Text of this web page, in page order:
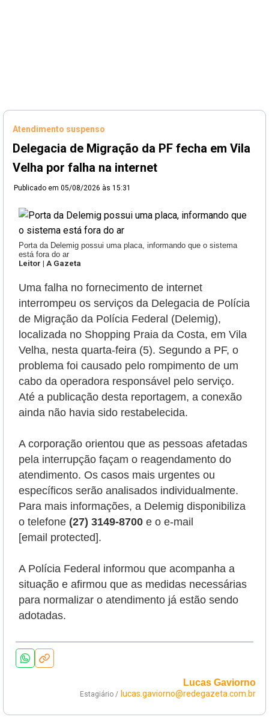
Atendimento suspenso
Delegacia de Migração da PF fecha em Vila
Velha por falha na internet
Publicado em 05/08/2026 às 15:31
Porta da Delemig possui uma placa, informando que o sistema
está fora do ar
Leitor | A Gazeta
Uma falha no fornecimento de internet
interrompeu os serviços da Delegacia de Polícia
de Migração da Polícia Federal (Delemig),
localizada no Shopping Praia da Costa, em Vila
Velha, nesta quarta-feira (5). Segundo a PF, o
problema foi causado pelo rompimento de um
cabo da operadora responsável pelo serviço.
Até a publicação desta reportagem, a conexão
ainda não havia sido restabelecida.
A corporação orientou que as pessoas afetadas
pela interrupção façam o reagendamento do
atendimento. Os casos mais urgentes ou
específicos serão analisados individualmente.
Para mais informações, a Delemig disponibiliza
o telefone (27) 3149-8700 e o e-mail
[email protected].
A Polícia Federal informou que acompanha a
situação e afirmou que as medidas necessárias
para normalizar o atendimento já estão sendo
adotadas.
Lucas Gaviorno
Estagiário / lucas.gaviorno@redegazeta.com.br